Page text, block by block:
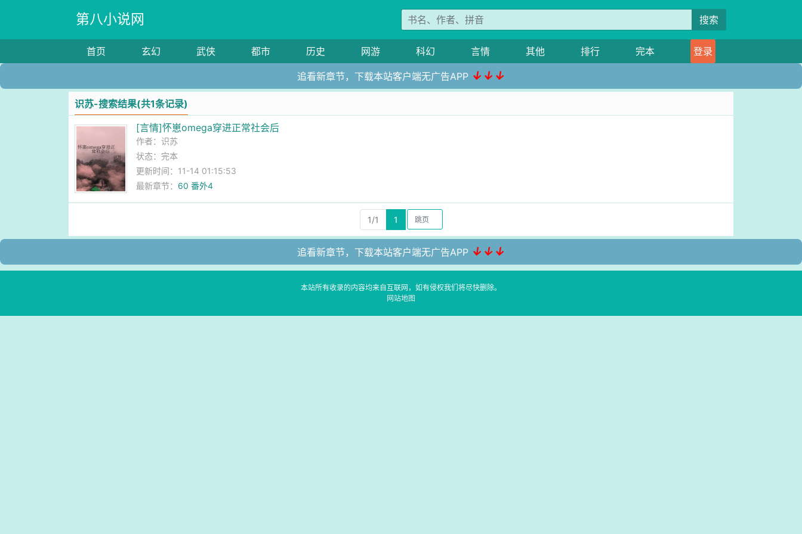
第八小说网 搜索
首页 玄幻 武侠 都市 历史 网游 科幻 言情 其他 排行 完本 登录
追看新章节，下载本站客户端无广告APP ↓↓↓
识苏-搜索结果(共1条记录)
[言情]怀崽omega穿进正常社会后
作者：识苏
状态：完本
更新时间：11-14 01:15:53
最新章节： 60 番外4
1/1 1
追看新章节，下载本站客户端无广告APP ↓↓↓
本站所有收录的内容均来自互联网，如有侵权我们将尽快删除。
网站地图